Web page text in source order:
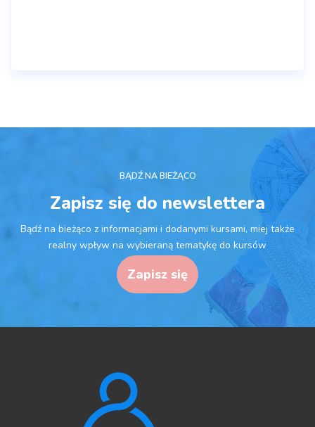
BĄDŹ NA BIEŻĄCO
Zapisz się do newslettera
Bądź na bieżąco z informacjami i dodanymi kursami, miej także
realny wpływ na wybieraną tematykę do kursów
Zapisz się